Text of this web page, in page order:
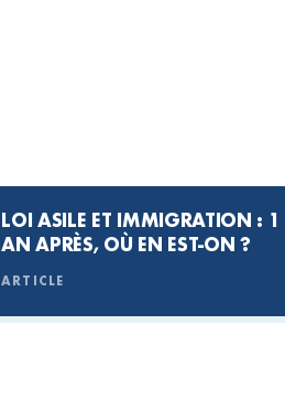
LOI ASILE ET IMMIGRATION : 1
AN APRÈS, OÙ EN EST-ON ?
ARTICLE